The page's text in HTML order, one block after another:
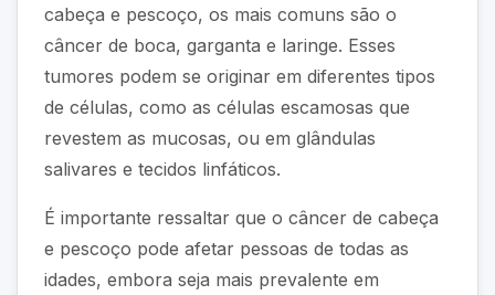
cabeça e pescoço, os mais comuns são o
câncer de boca, garganta e laringe. Esses
tumores podem se originar em diferentes tipos
de células, como as células escamosas que
revestem as mucosas, ou em glândulas
salivares e tecidos linfáticos.
É importante ressaltar que o câncer de cabeça
e pescoço pode afetar pessoas de todas as
idades, embora seja mais prevalente em